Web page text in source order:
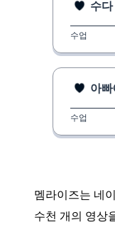
멤라이즈는 네
수천 개의 영상
수
수업
아
수업